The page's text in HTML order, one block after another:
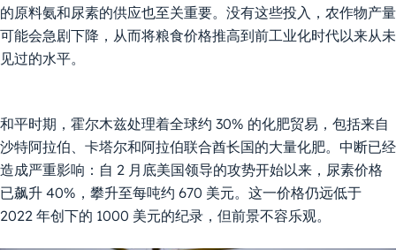
的原料氨和尿素的供应也至关重要。没有这些投入，农作物产量
可能会急剧下降，从而将粮食价格推高到前工业化时代以来从未
见过的水平。
和平时期，霍尔木兹处理着全球约 30% 的化肥贸易，包括来自
沙特阿拉伯、卡塔尔和阿拉伯联合酋长国的大量化肥。中断已经
造成严重影响：自 2 月底美国领导的攻势开始以来，尿素价格
已飙升 40%，攀升至每吨约 670 美元。这一价格仍远低于
2022 年创下的 1000 美元的纪录，但前景不容乐观。